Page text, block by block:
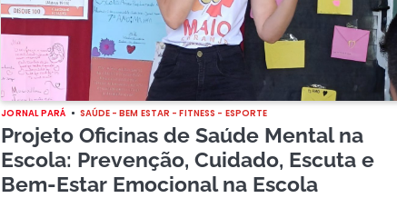
JORNAL PARÁ SAÚDE - BEM ESTAR - FITNESS - ESPORTE
Projeto Oficinas de Saúde Mental na
Escola: Prevenção, Cuidado, Escuta e
Bem-Estar Emocional na Escola